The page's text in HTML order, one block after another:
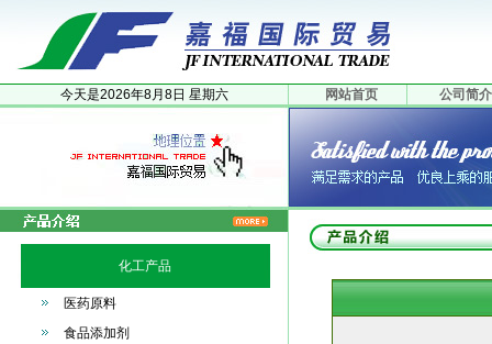
今天是2026年8月 8日 星期六 网站首页 公司简介
化工产品
医药原料
食品添加剂